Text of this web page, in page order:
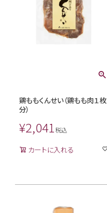
鶏ももくんせい（鶏もも肉１枚
分）
¥2,041税込
カートに入れる